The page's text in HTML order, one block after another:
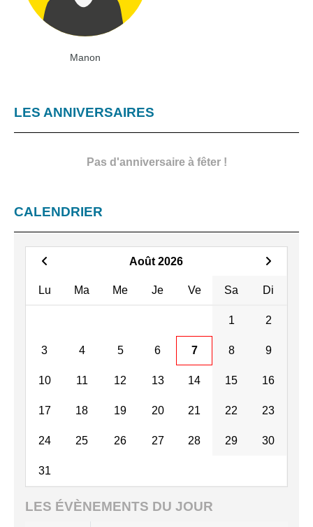
Manon
LES ANNIVERSAIRES
Pas d'anniversaire à fêter !
CALENDRIER
Août 2026
Lu Ma Me Je Ve Sa Di
1 2
3 4 5 6 7 8 9
10 11 12 13 14 15 16
17 18 19 20 21 22 23
24 25 26 27 28 29 30
31
LES ÉVÈNEMENTS DU JOUR